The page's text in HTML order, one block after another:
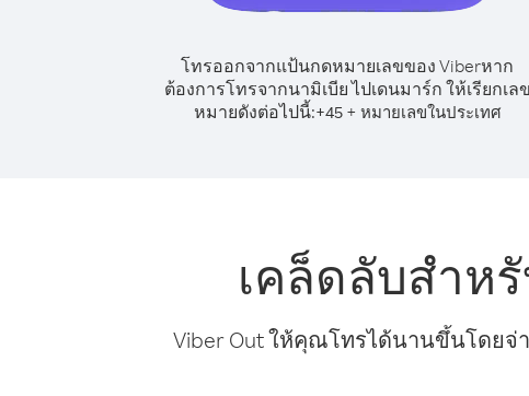
โทรออกจากแป้นกดหมายเลขของ Viberหาก
ต้องการโทรจากนามิเบีย ไปเดนมาร์ก ให้เรียกเลข
หมายดังต่อไปนี้:+45+ หมายเลขในประเทศ
เคล็ดลับสำห
Viber Out ให้คุณโทรได้นานขึ้นโดยจ่